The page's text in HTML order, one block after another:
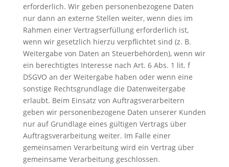
erforderlich. Wir geben personenbezogene Daten
nur dann an externe Stellen weiter, wenn dies im
Rahmen einer Vertragserfüllung erforderlich ist,
wenn wir gesetzlich hierzu verpflichtet sind (z. B.
Weitergabe von Daten an Steuerbehörden), wenn wir
ein berechtigtes Interesse nach Art. 6 Abs. 1 lit. f
DSGVO an der Weitergabe haben oder wenn eine
sonstige Rechtsgrundlage die Datenweitergabe
erlaubt. Beim Einsatz von Auftragsverarbeitern
geben wir personenbezogene Daten unserer Kunden
nur auf Grundlage eines gültigen Vertrags über
Auftragsverarbeitung weiter. Im Falle einer
gemeinsamen Verarbeitung wird ein Vertrag über
gemeinsame Verarbeitung geschlossen.